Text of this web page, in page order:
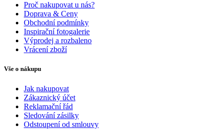
Proč nakupovat u nás?
Doprava & Ceny
Obchodní podmínky
Inspirační fotogalerie
Výprodej a rozbaleno
Vrácení zboží
Vše o nákupu
Jak nakupovat
Zákaznický účet
Reklamační řád
Sledování zásilky
Odstoupení od smlouvy